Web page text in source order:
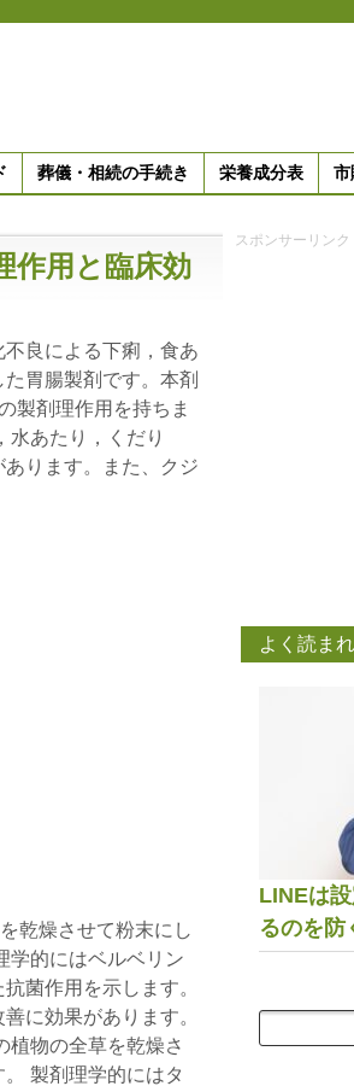
葬儀・相続の手続き 栄養成分表 市
作用と臨床効
良による下痢，食あ
胃腸製剤です。本剤
製剤理作用を持ちま
水あたり，くだり
ります。また、クジ
乾燥させて粉末にし
学的にはベルベリン
菌作用を示します。
に効果があります。
植物の全草を乾燥さ
製剤理学的にはタ
スポンサーリンク
よく読ま
LINEは
るのを防